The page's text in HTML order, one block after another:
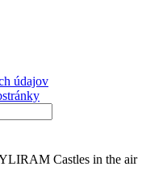
údajov
Castles in the air